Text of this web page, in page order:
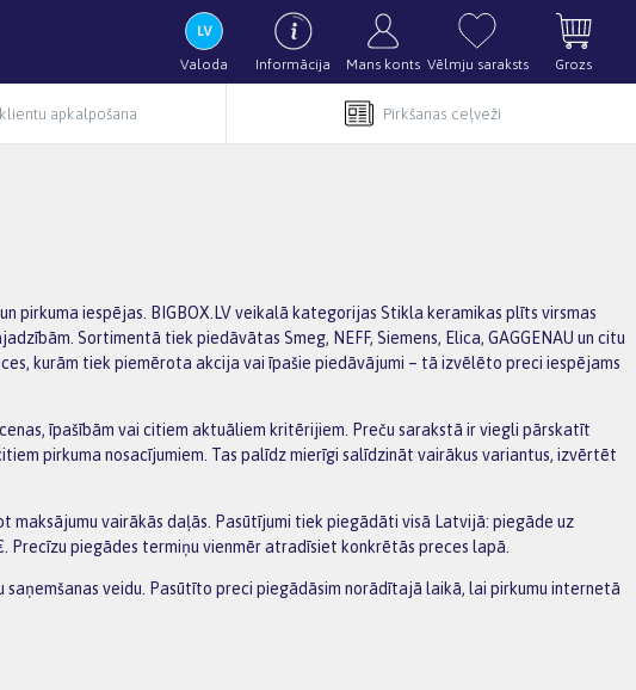
Valoda Informācija Mans konts Vēlmju saraksts Grozs
apkalpošana Pirkšanas ceļveži
iespējas. BIGBOX.LV veikalā kategorijas Stikla keramikas plīts virsmas
Sortimentā tiek piedāvātas Smeg, NEFF, Siemens, Elica, GAGGENAU un citu
kurām tiek piemērota akcija vai īpašie piedāvājumi – tā izvēlēto preci iespējams
īpašībām vai citiem aktuāliem kritērijiem. Preču sarakstā ir viegli pārskatīt
pirkuma nosacījumiem. Tas palīdz mierīgi salīdzināt vairākus variantus, izvērtēt
maksājumu vairākās daļās. Pasūtījumi tiek piegādāti visā Latvijā: piegāde uz
Precīzu piegādes termiņu vienmēr atradīsiet konkrētās preces lapā.
veidu. Pasūtīto preci piegādāsim norādītajā laikā, lai pirkumu internetā